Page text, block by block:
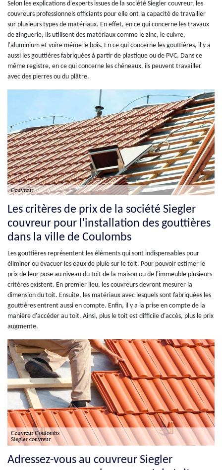
Selon les explications d'experts issues de la société Siegler couvreur, les
couvreurs professionnels officiants pour elle ont la capacité de travailler
sur plusieurs types de matériaux. En effet, en ce qui concerne les travaux
de zinguerie, ils utilisent des matériaux comme le zinc, le cuivre,
l'aluminium et voire même le bois. En ce qui concerne les gouttières, il y a
aussi les gouttières fabriquées à partir de plastique ou de PVC. Dans ce
même registre, en ce qui concerne les chéneaux, ils peuvent travailler
avec des pierres ou du plâtre.
Les critères de prix de la société Siegler
couvreur pour l'installation des gouttières
dans la ville de Coulombs
Les gouttières représentent les éléments qui sont indispensables pour
éliminer ou évacuer les eaux de pluie sur le toit. Pour pouvoir estimer le
prix de leur pose au niveau du toit de la maison ou de l'immeuble plusieurs
critères existent. En premier lieu, les couvreurs devront mesurer la
dimension du toit. Ensuite, les matériaux avec lesquels sont fabriquées les
gouttières entrent aussi en compte. Enfin, il y a la prise en compte de la
manière d'accéder au toit. Ainsi, plus le toit est difficile d'accès, plus le prix
augmente.
Adressez-vous au couvreur Siegler